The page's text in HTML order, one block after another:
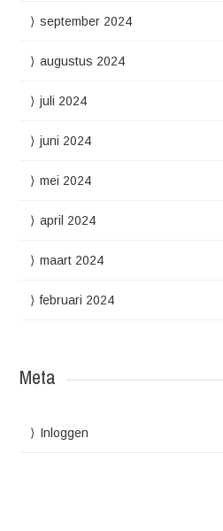
september 2024
augustus 2024
juli 2024
juni 2024
mei 2024
april 2024
maart 2024
februari 2024
Meta
Inloggen